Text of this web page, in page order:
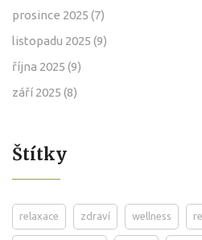
prosince 2025 (7)
listopadu 2025 (9)
října 2025 (9)
září 2025 (8)
Štítky
relaxace zdraví wellness